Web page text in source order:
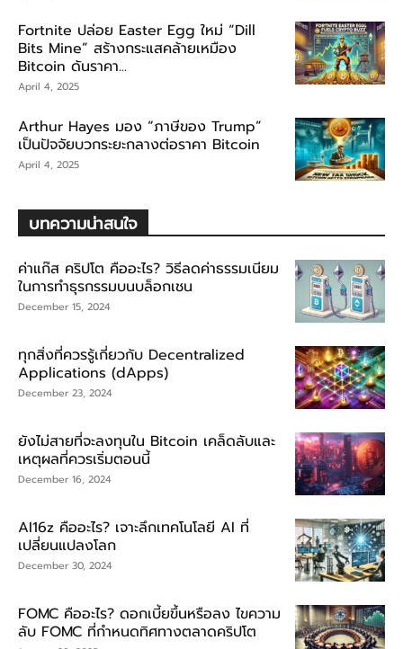
Fortnite ปล่อย Easter Egg ใหม่ “Dill
Bits Mine” สร้างกระแสคล้ายเหมือง
Bitcoin ดันราคา...
April 4, 2025
Arthur Hayes มอง “ภาษีของ Trump”
เป็นปัจจัยบวกระยะกลางต่อราคา Bitcoin
April 4, 2025
บทความน่าสนใจ
ค่าแก๊ส คริปโต คืออะไร? วิธีลดค่าธรรมเนียม
ในการทำธุรกรรมบนบล็อกเชน
December 15, 2024
ทุกสิ่งที่ควรรู้เกี่ยวกับ Decentralized
Applications (dApps)
December 23, 2024
ยังไม่สายที่จะลงทุนใน Bitcoin เคล็ดลับและ
เหตุผลที่ควรเริ่มตอนนี้
December 16, 2024
AI16z คืออะไร? เจาะลึกเทคโนโลยี AI ที่
เปลี่ยนแปลงโลก
December 30, 2024
FOMC คืออะไร? ดอกเบี้ยขึ้นหรือลง ไขความ
ลับ FOMC ที่กำหนดทิศทางตลาดคริปโต